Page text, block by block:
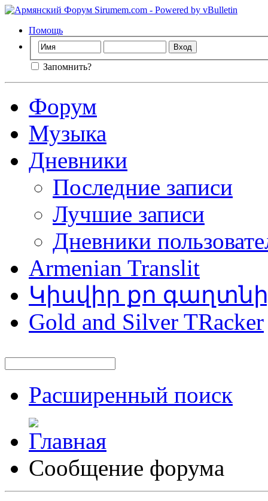
Помощь
Запомнить?
Форум
Музыка
Дневники
Последние записи
Лучшие записи
Дневники
Armenian Translit
Կիսվիր քո
Gold and Silver TRacker
Расширенный поиск
Сообщение форума